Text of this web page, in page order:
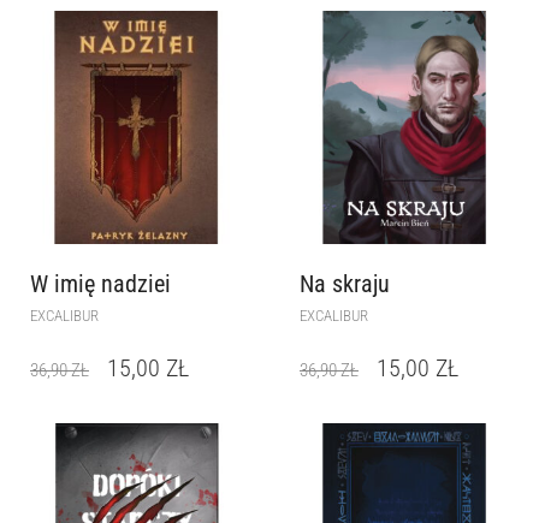
W imię nadziei
EXCALIBUR
36,90ZŁ 15,00 ZŁ
Na skraju
EXCALIBUR
36,90ZŁ 15,00 ZŁ